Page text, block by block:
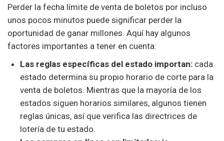
Perder la fecha límite de venta de boletos por incluso
unos pocos minutos puede significar perder la
oportunidad de ganar millones. Aquí hay algunos
factores importantes a tener en cuenta:
Las reglas específicas del estado importan: cada
estado determina su propio horario de corte para la
venta de boletos. Mientras que la mayoría de los
estados siguen horarios similares, algunos tienen
reglas únicas, así que verifica las directrices de
lotería de tu estado.